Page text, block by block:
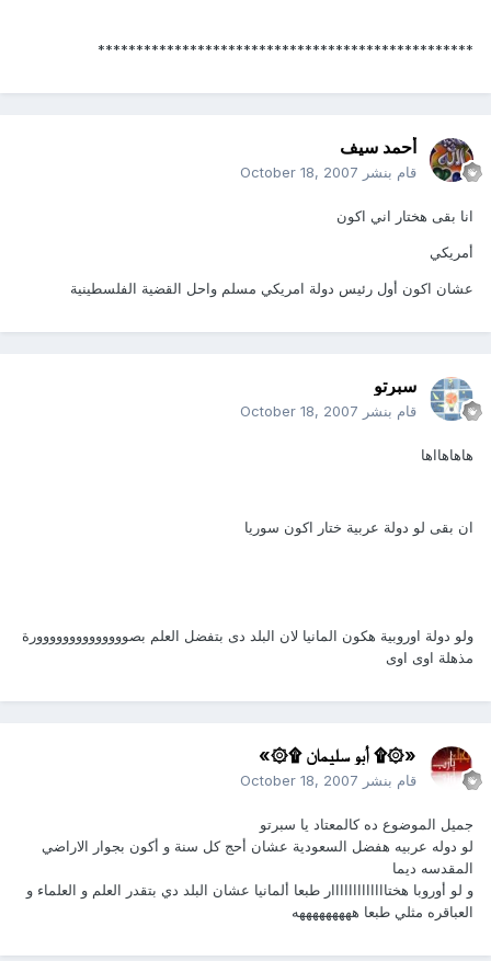
*************************************************
أحمد سيف
قام بنشر October 18, 2007
انا بقى هختار اني اكون
أمريكي
عشان اكون أول رئيس دولة امريكي مسلم واحل القضية الفلسطينية
سبرتو
قام بنشر October 18, 2007
هاهاهااها
ان بقى لو دولة عربية ختار اكون سوريا
ولو دولة اوروبية هكون المانيا لان البلد دى بتفضل العلم بصوووووووووووووورة
مذهلة اوى اوى
«۞۩ أبو سليمان ۩۞»
قام بنشر October 18, 2007
جميل الموضوع ده كالمعتاد يا سبرتو
لو دوله عربيه هفضل السعودية عشان أحج كل سنة و أكون بجوار الاراضي
المقدسه ديما
و لو أوروبا هختااااااااااااار طبعا ألمانيا عشان البلد دي بتقدر العلم و العلماء و
العباقره مثلي طبعا هههههههههه